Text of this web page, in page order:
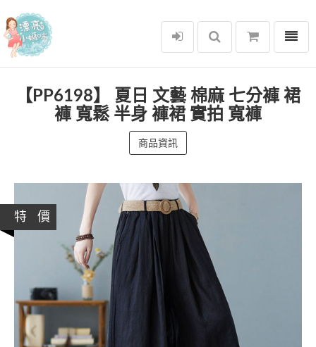
漂亮小媽咪
選單
【PP6198】 夏日 文藝 棉麻 七分褲 裙
褲 寬鬆 半身 褲裙 實拍 寬褲
商品資訊
特 價